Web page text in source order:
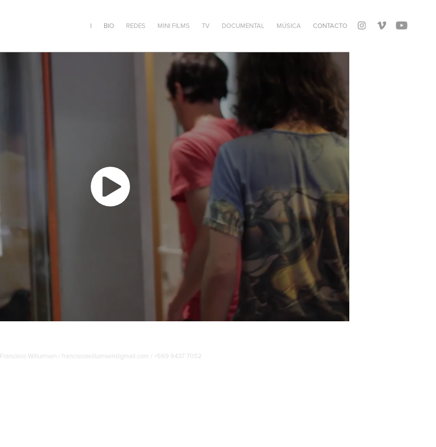
I BIO REDES MINI FILMS TV DOCUMENTAL MÚSICA CONTACTO
Francisco Willumsen / franciscowillumsen@gmail.com / +569 9437 7052